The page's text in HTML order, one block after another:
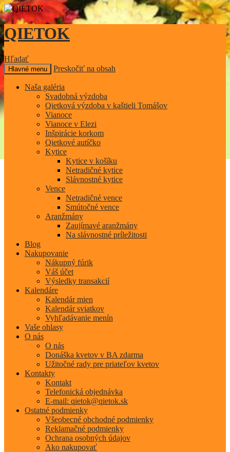
QIETOK
Hľadať
Hlavné menu Preskočiť na obsah
Naša galéria
Svadobná výzdoba
Qietková výzdoba v kaštieli Tomášov
Vianoce
Vianoce v Elezi
Inšpirácie korkom
Qietkové autíčko
Kytice
Kytice v košíku
Netradičné kytice
Slávnostné kytice
Vence
Netradičné vence
Smútočné vence
Aranžmány
Zaujímavé aranžmány
Na slávnostné príležitosti
Blog
Nakupovanie
Nákupný fúrik
Váš účet
Výsledky transakcií
Kalendáre
Kalendár mien
Kalendár sviatkov
Vyhľadávanie menín
Vaše ohlasy
O nás
O nás
Donáška kvetov v BA zdarma
Užitočné rady pre priateľov kvetov
Kontakty
Kontakt
Telefonická objednávka
E-mail: qietok@qietok.sk
Ostatné podmienky
Všeobecné obchodné podmienky
Reklamačné podmienky
Ochrana osobných údajov
Ako nakupovať